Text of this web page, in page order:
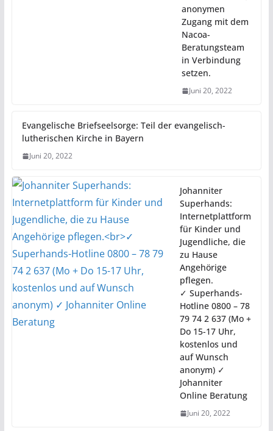
anonymen
Zugang mit dem
Nacoa-
Beratungsteam
in Verbindung
setzen.
Juni 20, 2022
Evangelische Briefseelsorge: Teil der evangelisch-
lutherischen Kirche in Bayern
Juni 20, 2022
Johanniter
Superhands:
Internetplattform
für Kinder und
Jugendliche, die
zu Hause
Angehörige
pflegen.
✓ Superhands-
Hotline 0800 – 78
79 74 2 637 (Mo +
Do 15-17 Uhr,
kostenlos und
auf Wunsch
anonym) ✓
Johanniter
Online Beratung
Juni 20, 2022